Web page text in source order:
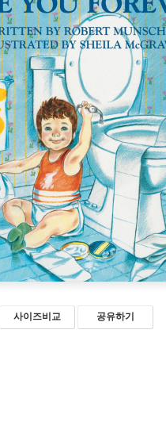
사이즈비교 공유하기